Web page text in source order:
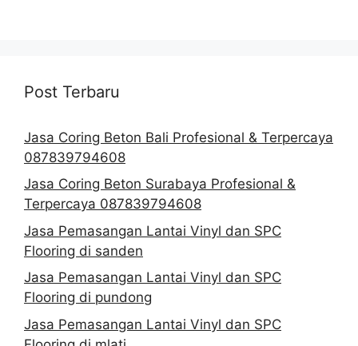
Post Terbaru
Jasa Coring Beton Bali Profesional & Terpercaya
087839794608
Jasa Coring Beton Surabaya Profesional &
Terpercaya 087839794608
Jasa Pemasangan Lantai Vinyl dan SPC
Flooring di sanden
Jasa Pemasangan Lantai Vinyl dan SPC
Flooring di pundong
Jasa Pemasangan Lantai Vinyl dan SPC